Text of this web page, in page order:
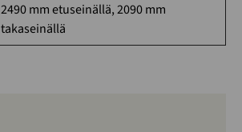
2490 mm etuseinällä, 2090 mm
takaseinällä